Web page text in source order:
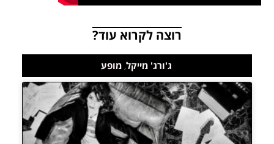
רוצה לקרוא עוד?
ג'ורג' מייקל, מופע